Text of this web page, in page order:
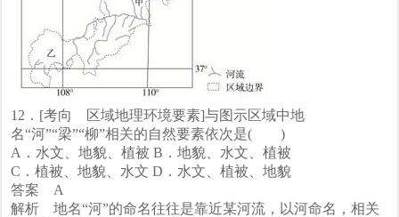
12．[考向 区域地理环境要素]与图示区域中地
名“河”“梁”“柳”相关的自然要素依次是( )
A．水文、地貌、植被 B．地貌、水文、植被
C．植被、地貌、水文 D．水文、植被、地貌
答案 A
解析 地名“河”的命名往往是靠近某河流，以河命名，相关